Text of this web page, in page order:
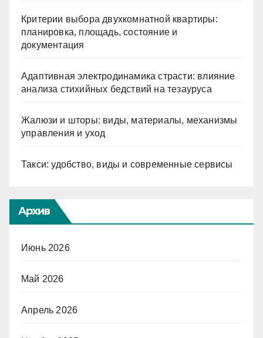
Критерии выбора двухкомнатной квартиры:
планировка, площадь, состояние и
документация
Адаптивная электродинамика страсти: влияние
анализа стихийных бедствий на тезауруса
Жалюзи и шторы: виды, материалы, механизмы
управления и уход
Такси: удобство, виды и современные сервисы
Архив
Июнь 2026
Май 2026
Апрель 2026